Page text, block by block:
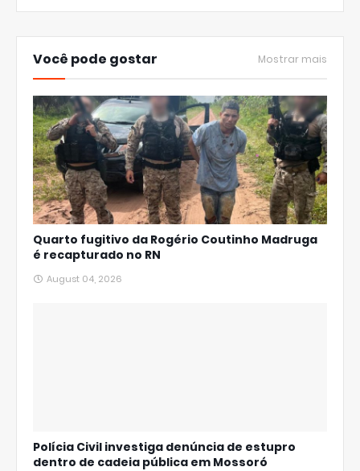
Você pode gostar Mostrar mais
Quarto fugitivo da Rogério Coutinho Madruga
é recapturado no RN
August 04, 2026
Polícia Civil investiga denúncia de estupro
dentro de cadeia pública em Mossoró